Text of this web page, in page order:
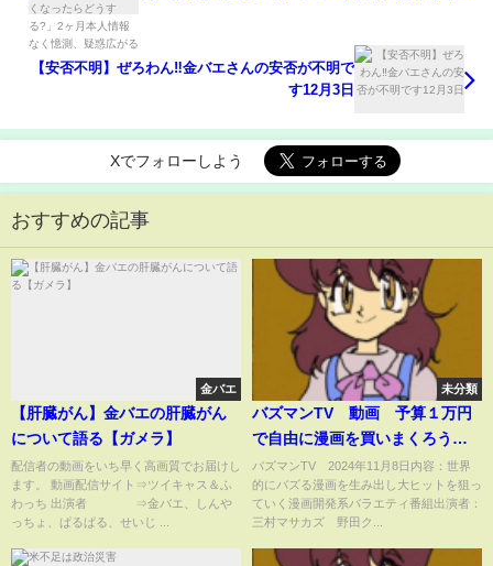
【安否不明】ぜろわん‼金バエさんの安否が不明で
す12月3日
Xでフォローしよう
おすすめの記事
金バエ
【肝臓がん】金バエの肝臓がん
について語る【ガメラ】
配信者の動画をいち早く高画質でお届けし
ます。 動画配信サイト⇒ツイキャス＆ふ
わっち 出演者 ⇒金バエ、しんや
っちょ、ぱるぱる、せいじ ...
未分類
バズマンTV 動画 予算１万円
で自由に漫画を買いまくろう
11月8日
バズマンTV 2024年11月8日内容：世界
的にバズる漫画を生み出し大ヒットを狙っ
ていく漫画開発系バラエティ番組出演者：
三村マサカズ 野田ク...